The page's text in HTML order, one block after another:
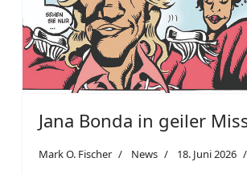
Jana Bonda in geiler
Mark O. Fischer News 18. Juni 2026